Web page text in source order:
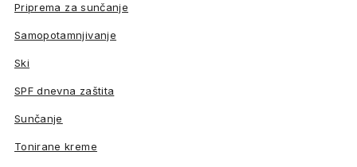
Priprema za sunčanje
Samopotamnjivanje
Ski
SPF dnevna zaštita
Sunčanje
Tonirane kreme